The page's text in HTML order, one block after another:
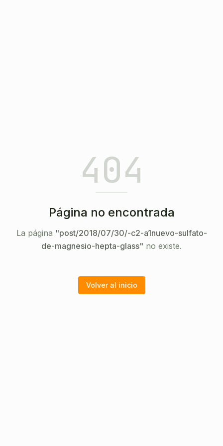
404
Página no encontrada
La página "post/2018/07/30/-c2-a1nuevo-sulfato-
de-magnesio-hepta-glass" no existe.
Volver al inicio